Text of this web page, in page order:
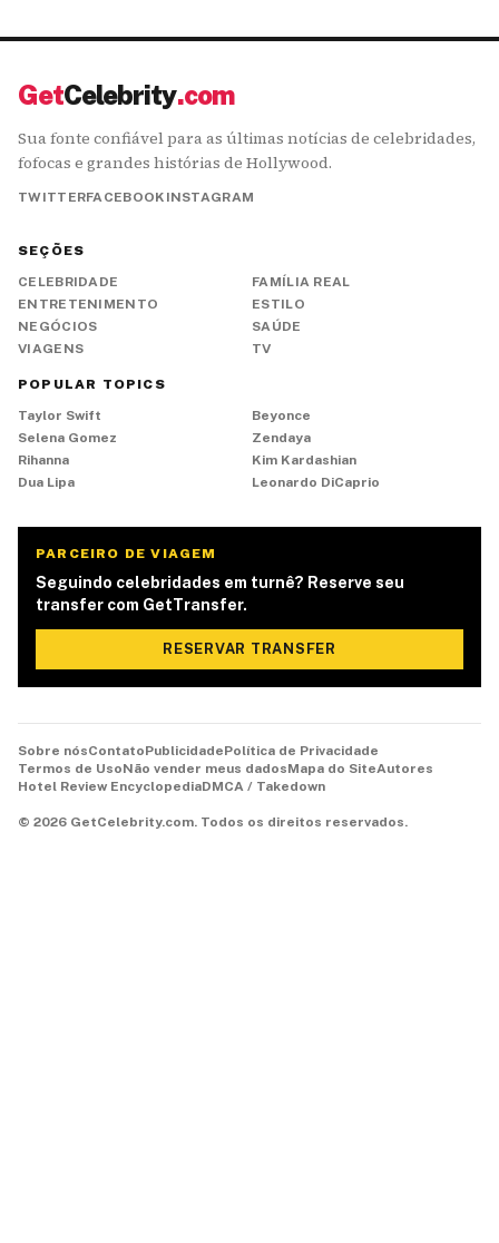
GetCelebrity.com
Sua fonte confiável para as últimas notícias de celebridades,
fofocas e grandes histórias de Hollywood.
TWITTERFACEBOOK INSTAGRAM
SEÇÕES
CELEBRIDADE
FAMÍLIA REAL
ENTRETENIMENTO
ESTILO
NEGÓCIOS
SAÚDE
VIAGENS
TV
POPULAR TOPICS
Taylor Swift
Beyonce
Selena Gomez
Zendaya
Rihanna
Kim Kardashian
Dua Lipa
Leonardo DiCaprio
PARCEIRO DE VIAGEM
Seguindo celebridades em turnê? Reserve seu
transfer com GetTransfer.
RESERVAR TRANSFER
Sobre nósContatoPublicidadePolítica de Privacidade
Termos de UsoNão vender meus dadosMapa do SiteAutores
Hotel Review EncyclopediaDMCA / Takedown
© 2026 GetCelebrity.com. Todos os direitos reservados.